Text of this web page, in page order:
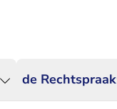
de Rechtspraak